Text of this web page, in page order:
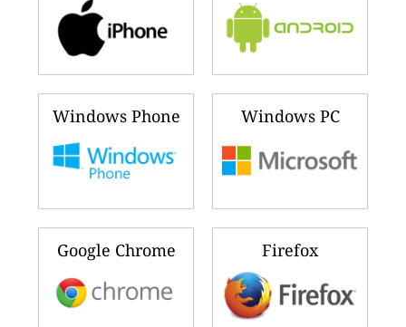
Windows Phone Windows PC
Google Chrome Firefox